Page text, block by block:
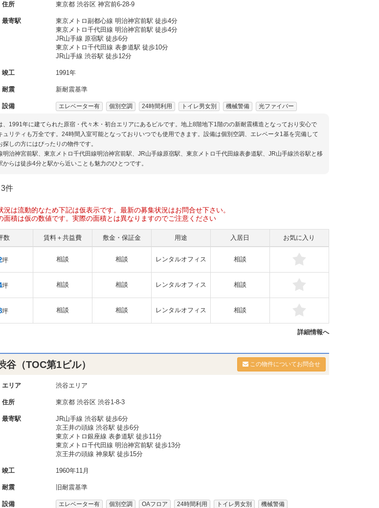
住所 東京都 渋谷区神宮前6-28-9
最寄駅
東京メトロ副都心線 明治神宮前駅 徒歩4分
東京メトロ千代田線 明治神宮前駅 徒歩4分
JR山手線 原宿駅 徒歩6分
東京メトロ千代田線 表参道駅 徒歩10分
JR山手線 渋谷駅 徒歩12分
竣工 1991年
耐震 新耐震基準
設備 エレベーター有 個別空調 24時間利用 トイレ男女別 機械警備 光ファイバー
、1991年に建てられた原宿・代々木・初台エリアにあるビルです。地上8階地下1階のの新耐震構造となっており安心で
リティも万全です。24時間入室可能となっておりいつでも使用できます。設備は個別空調、エレベータ1基を完備して
しの方にはぴったりの物件です。
明治神宮前駅、東京メトロ千代田線明治神宮前駅、JR山手線原宿駅、東京メトロ千代田線表参道駅、JR山手線渋谷駅と移
らは徒歩4分と駅から近いことも魅力のひとつです。
3件
は流動的なため下記は仮表示です。最新の募集状況はお問合せ下さい。
積は仮の数値です。実際の面積とは異なりますのでご注意ください
数 賃料＋共益費 敷金・保証金 用途 入居日 お気に入り
坪 相談 相談 レンタルオフィス 相談
坪 相談 相談 レンタルオフィス 相談
坪 相談 相談 レンタルオフィス 相談
詳細情報へ
（TOC第1ビル） この物件についてお問合せ
エリア 渋谷エリア
住所 東京都 渋谷区渋谷1-8-3
最寄駅
JR山手線 渋谷駅 徒歩6分
京王井の頭線 渋谷駅 徒歩6分
東京メトロ銀座線 表参道駅 徒歩11分
東京メトロ千代田線 明治神宮前駅 徒歩13分
京王井の頭線 神泉駅 徒歩15分
竣工 1960年11月
耐震 旧耐震基準
設備 エレベーター有 個別空調 OAフロア 24時間利用 トイレ男女別
機械警備